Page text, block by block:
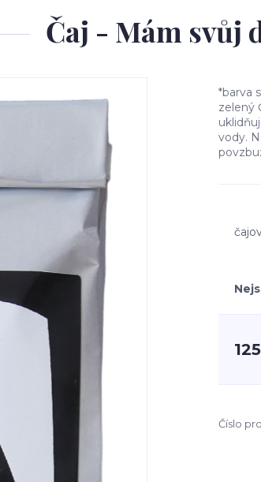
Čaj - Mám svůj
*barva
zelený
vody.
Číslo